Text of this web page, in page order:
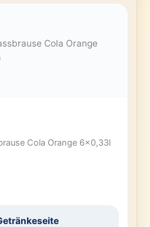
Cola Orange 6×0,33l